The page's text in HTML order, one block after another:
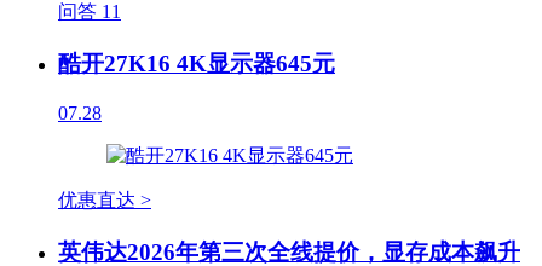
问答 11
酷开27K16 4K显示器645元
07.28
优惠直达 >
英伟达2026年第三次全线提价，显存成本飙升